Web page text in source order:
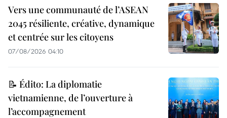
Vers une communauté de l’ASEAN
2045 résiliente, créative, dynamique
et centrée sur les citoyens
07/08/2026 04:10
📝 Édito: La diplomatie
vietnamienne, de l’ouverture à
l’accompagnement